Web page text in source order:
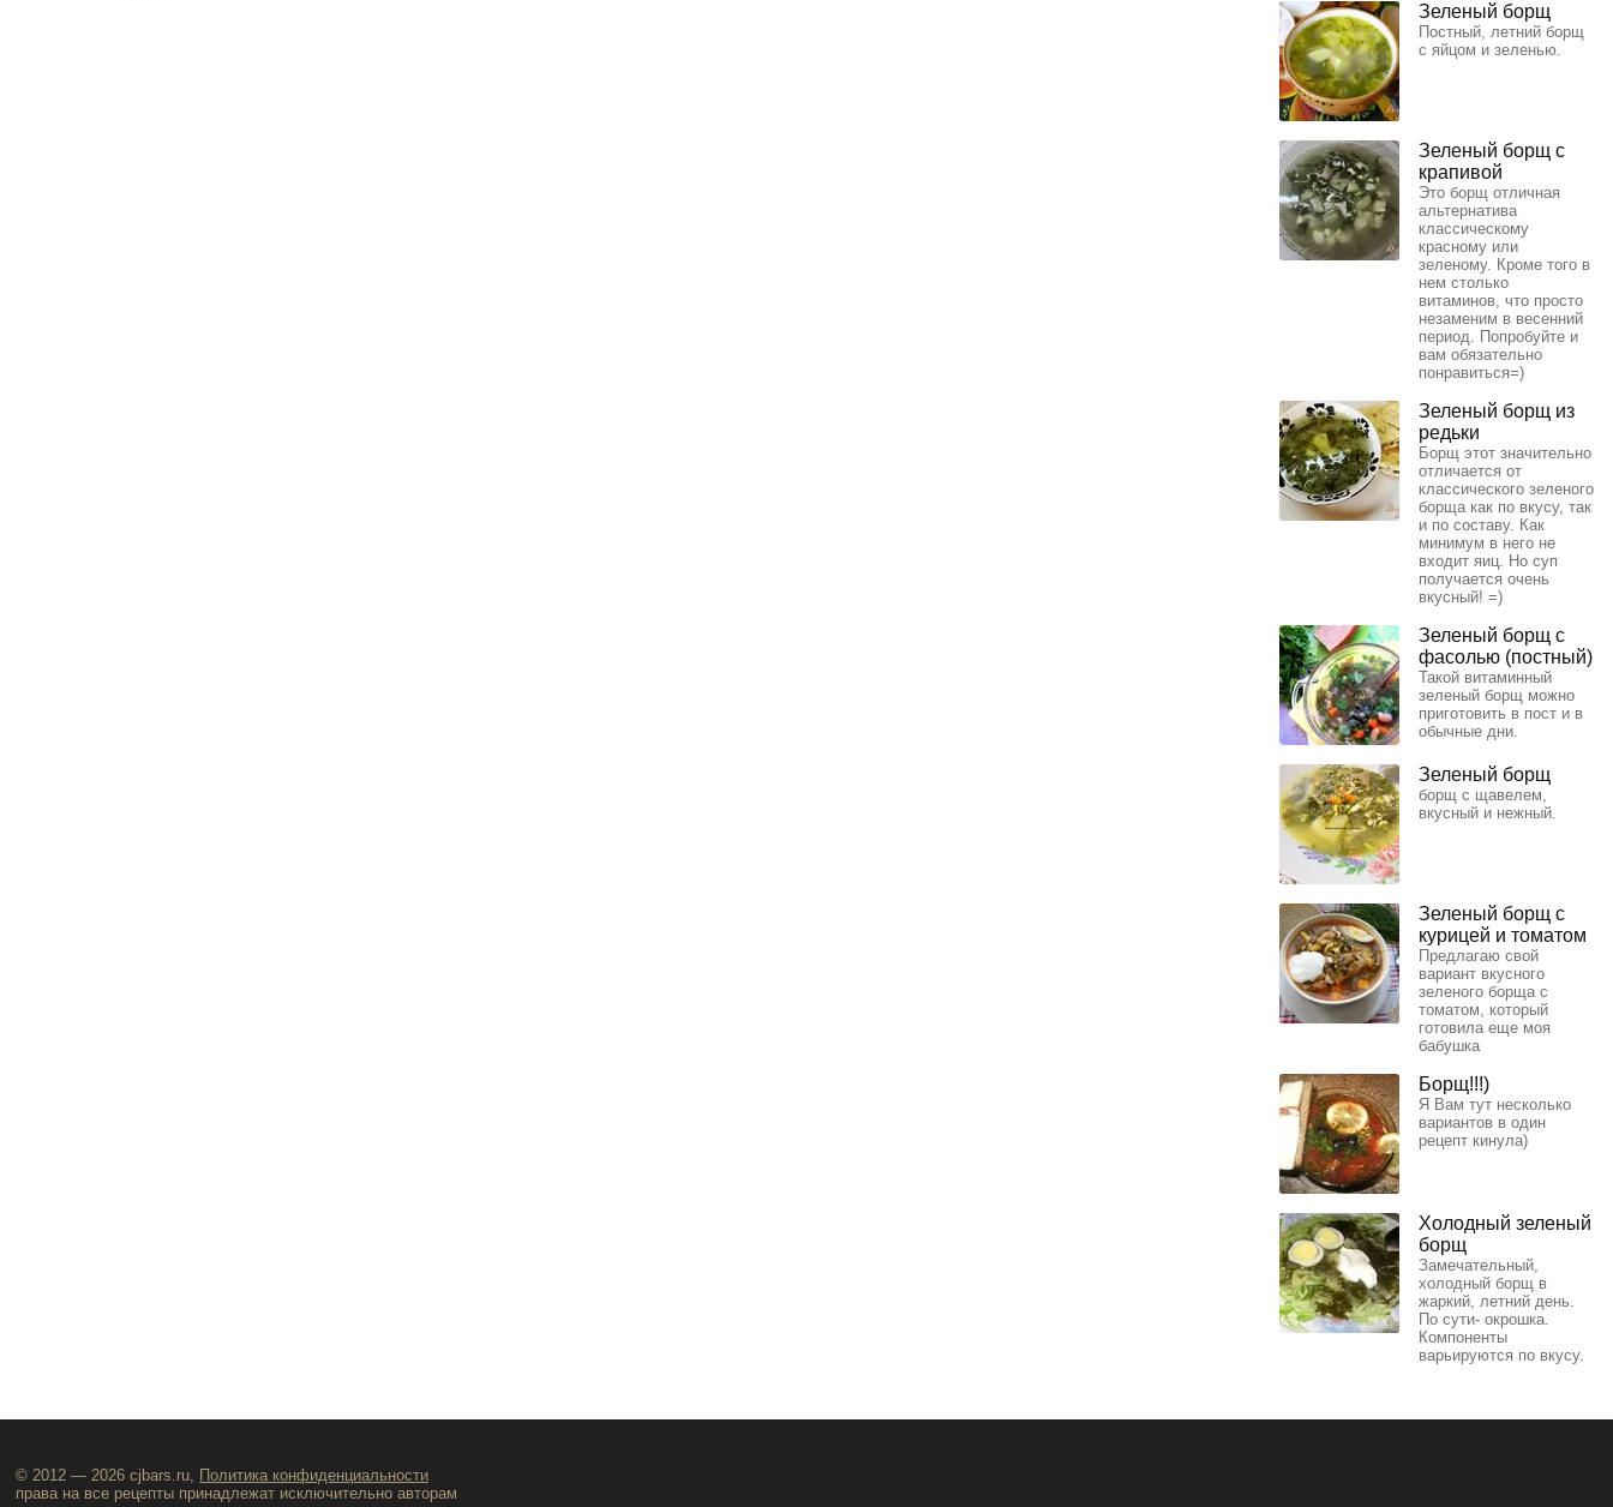
Зеленый борщ
Постный, летний борщ
с яйцом и зеленью.
Зеленый борщ с
крапивой
Это борщ отличная
альтернатива
классическому
красному или
зеленому. Кроме того в
нем столько
витаминов, что просто
незаменим в весенний
период. Попробуйте и
вам обязательно
понравиться=)
Зеленый борщ из
редьки
Борщ этот значительно
отличается от
классического зеленого
борща как по вкусу, так
и по составу. Как
минимум в него не
входит яиц. Но суп
получается очень
вкусный! =)
Зеленый борщ с
фасолью (постный)
Такой витаминный
зеленый борщ можно
приготовить в пост и в
обычные дни.
Зеленый борщ
борщ с щавелем,
вкусный и нежный.
Зеленый борщ с
курицей и томатом
Предлагаю свой
вариант вкусного
зеленого борща с
томатом, который
готовила еще моя
бабушка
Борщ!!!)
Я Вам тут несколько
вариантов в один
рецепт кинула)
Холодный зеленый
борщ
Замечательный,
холодный борщ в
жаркий, летний день.
По сути- окрошка.
Компоненты
варьируются по вкусу.
© 2012 — 2026 cjbars.ru, Политика конфиденциальности
права на все рецепты принадлежат исключительно авторам